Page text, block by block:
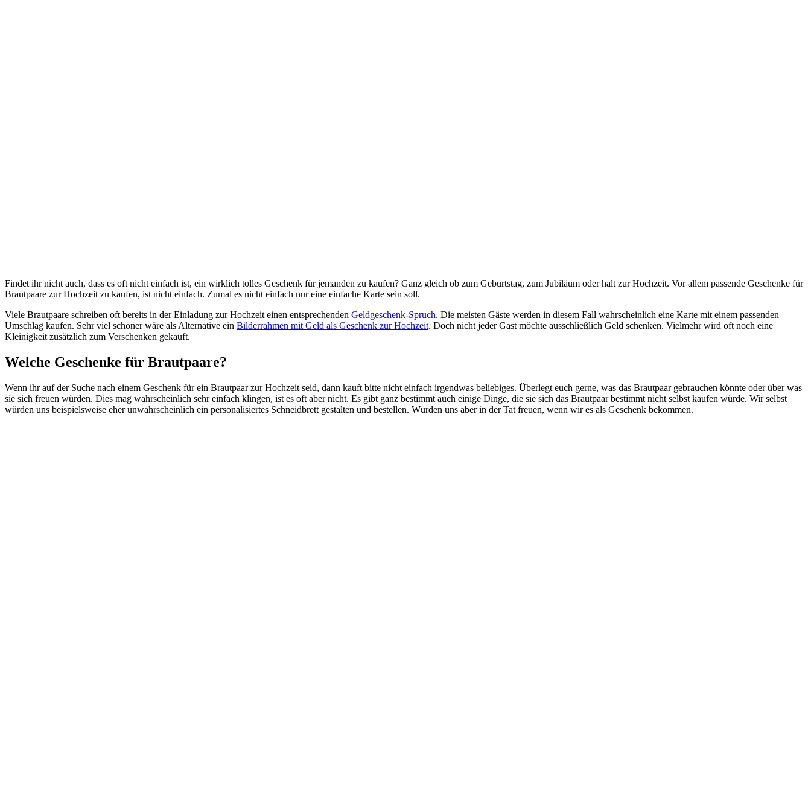
Findet ihr nicht auch, dass es oft nicht einfach ist, ein wirklich tolles Geschenk für jemanden zu kaufen? Ganz gleich ob zum Geburtstag, zum Jubiläum oder halt zur Hochzeit. Vor allem passende Geschenke für
Brautpaare zur Hochzeit zu kaufen, ist nicht einfach. Zumal es nicht einfach nur eine einfache Karte sein soll.
Viele Brautpaare schreiben oft bereits in der Einladung zur Hochzeit einen entsprechenden Geldgeschenk-Spruch. Die meisten Gäste werden in diesem Fall wahrscheinlich eine Karte mit einem passenden
Umschlag kaufen. Sehr viel schöner wäre als Alternative ein Bilderrahmen mit Geld als Geschenk zur Hochzeit. Doch nicht jeder Gast möchte ausschließlich Geld schenken. Vielmehr wird oft noch eine
Kleinigkeit zusätzlich zum Verschenken gekauft.
Welche Geschenke für Brautpaare?
Wenn ihr auf der Suche nach einem Geschenk für ein Brautpaar zur Hochzeit seid, dann kauft bitte nicht einfach irgendwas beliebiges. Überlegt euch gerne, was das Brautpaar gebrauchen könnte oder über was
sie sich freuen würden. Dies mag wahrscheinlich sehr einfach klingen, ist es oft aber nicht. Es gibt ganz bestimmt auch einige Dinge, die sie sich das Brautpaar bestimmt nicht selbst kaufen würde. Wir selbst
würden uns beispielsweise eher unwahrscheinlich ein personalisiertes Schneidbrett gestalten und bestellen. Würden uns aber in der Tat freuen, wenn wir es als Geschenk bekommen.